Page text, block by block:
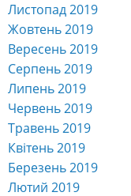
Листопад 2019
Жовтень 2019
Вересень 2019
Серпень 2019
Липень 2019
Червень 2019
Травень 2019
Квітень 2019
Березень 2019
Лютий 2019